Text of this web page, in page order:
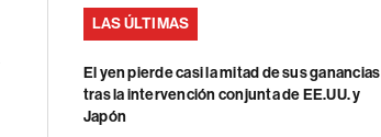
LAS ÚLTIMAS
El yen pierde casi la mitad de sus ganancias
tras la intervención conjunta de EE.UU. y
Japón